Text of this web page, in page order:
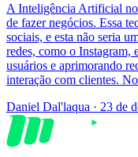
A Inteligência Artificial
de fazer negócios. Essa
sociais, e esta não seria
redes, como o Instagram,
usuários e aprimorando
interação com clientes.
Daniel Dal'laqua · 23 de